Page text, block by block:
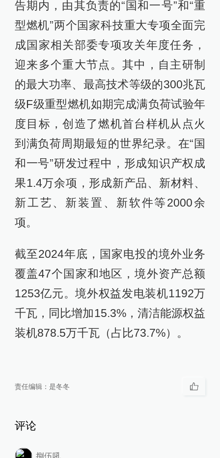
告期内，由其负责的“国和一号”和“重
型燃机”两个国家科技重大专项全面完
成国家相关部委专项攻关年度任务，
迎来多个重大节点。其中，自主研制
的最大功率、最高技术等级的300兆瓦
级F级重型燃机如期完成满负荷试验年
度目标，创造了燃机首台样机从点火
到满负荷周期最短的世界纪录。在“国
和一号”研发过程中，形成知识产权成
果1.4万余项，形成新产品、新材料、
新工艺、新装置、新软件等2000余
项。
截至2024年底，国家电投的境外业务
覆盖47个国家和地区，境外资产总额
1253亿元。境外权益发电装机1192万
千瓦，同比增加15.3%，清洁能源权益
装机878.5万千瓦（占比73.7%）。
责任编辑： 是冬冬
评论